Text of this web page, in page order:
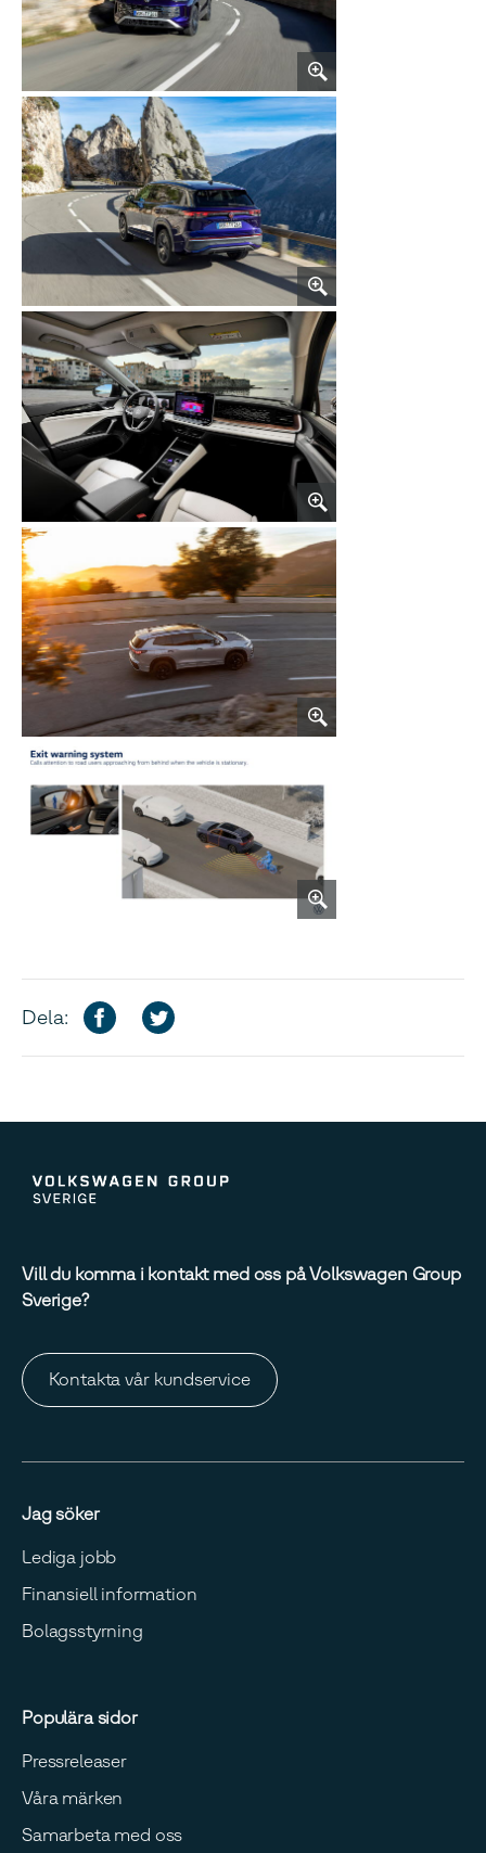
Dela:
Vill du komma i kontakt med oss på Volkswagen Group
Sverige?
Kontakta vår kundservice
Jag söker
Lediga jobb
Finansiell information
Bolagsstyrning
Populära sidor
Pressreleaser
Våra märken
Samarbeta med oss